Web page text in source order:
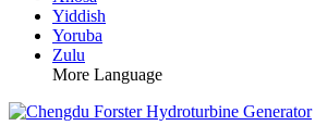
Yiddish
Yoruba
Zulu
More Language